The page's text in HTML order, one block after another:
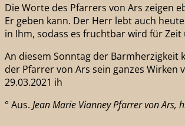
Die Worte des Pfarrers von Ars zeigen
Er geben kann. Der Herr lebt auch
in Ihm, sodass es fruchtbar wird für Zeit
An diesem Sonntag der Barmherzigkeit
der Pfarrer von Ars sein ganzes
29.03.2021 ih
° Aus. Jean Marie Vianney Pfarrer von Ars,